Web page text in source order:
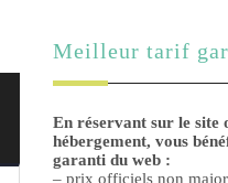
Meilleur tarif
En réservant sur le site
hébergement, vous
garanti du web :
– prix officiels non